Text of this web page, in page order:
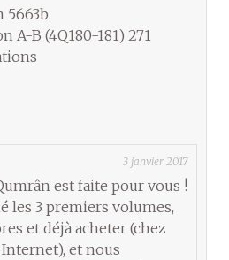
5663b
A-B (4Q180-181) 271
3 janvier 2017
est faite pour vous !
les 3 premiers volumes,
et déjà acheter (chez
et nous